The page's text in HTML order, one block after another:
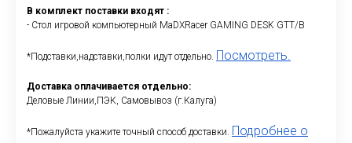
В комплект поставки входят :
- Стол игровой компьютерный MaDXRacer GAMING DESK GTT/B
*Подставки,надставки,полки идут отдельно. Посмотреть.
Доставка оплачивается отдельно:
Деловые Линии,ПЭК, Самовывоз (г.Калуга)
*Пожалуйста укажите точный способ доставки. Подробнее о